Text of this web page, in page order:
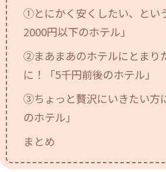
①とにかく安くしたい、とい
2000円以下のホテル」
②まあまあのホテルにとまり
に！「5千円前後のホテル」
③ちょっと贅沢にいきたい方
のホテル」
まとめ
中国ニュース
日本旅行ブログ